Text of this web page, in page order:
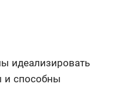
идеализировать
и способны